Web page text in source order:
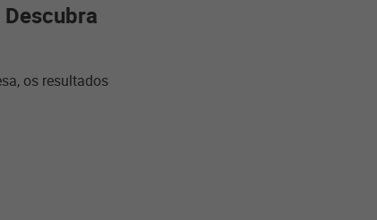
os resultados